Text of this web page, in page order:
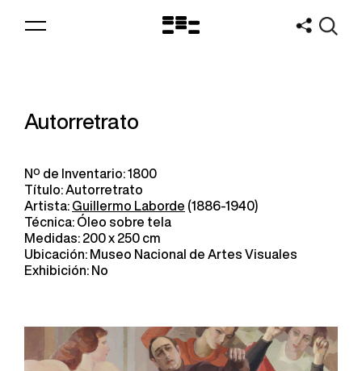
Logo
Autorretrato
Nº de Inventario: 1800
Título: Autorretrato
Artista: Guillermo Laborde (1886-1940)
Técnica: Óleo sobre tela
Medidas: 200 x 250 cm
Ubicación: Museo Nacional de Artes Visuales
Exhibición: No